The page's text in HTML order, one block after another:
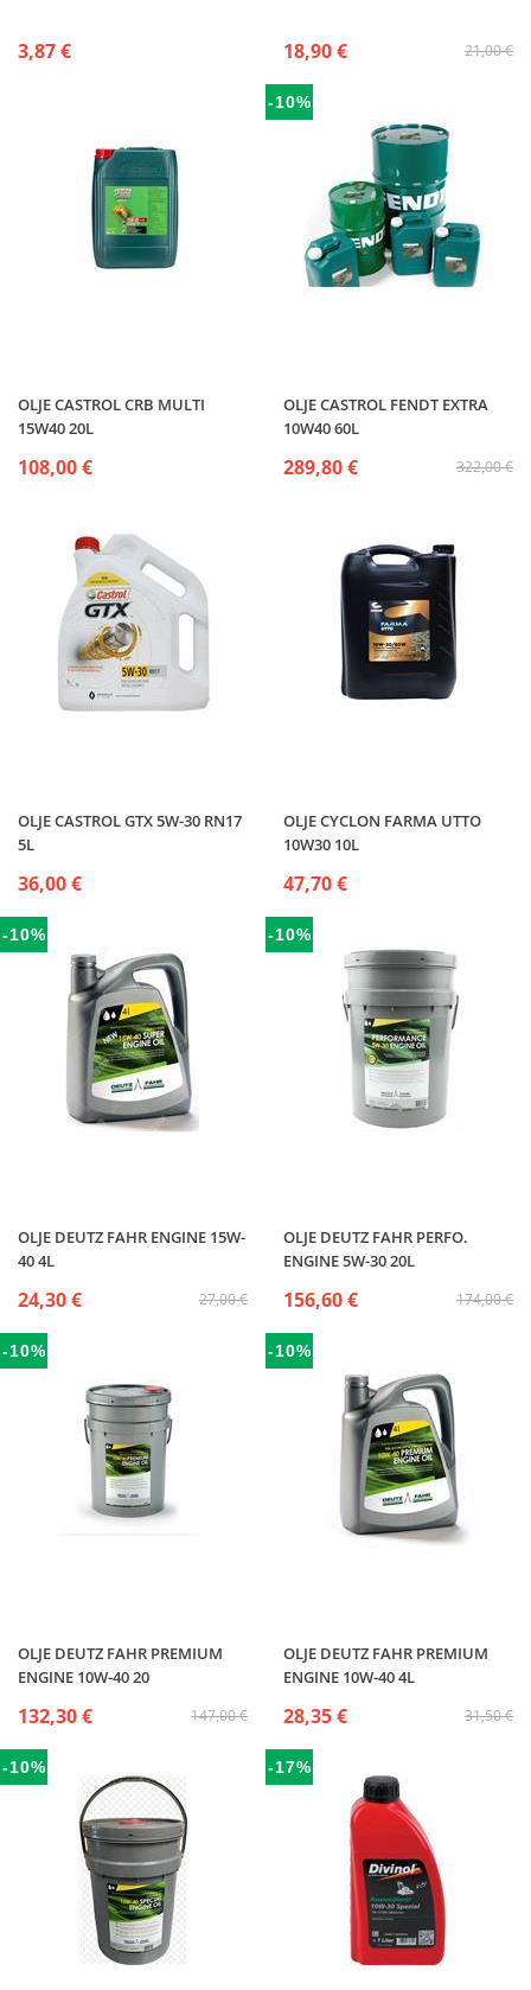
3,87 € 21,00 €
18,90 €
OLJE CASTROL CRB MULTI
15W40 20L
108,00 €
-10%
OLJE CASTROL FENDT EXTRA
10W40 60L
322,00 €
289,80 €
OLJE CASTROL GTX 5W-30 RN17
5L
36,00 €
OLJE CYCLON FARMA UTTO
10W30 10L
47,70 €
-10%
OLJE DEUTZ FAHR ENGINE 15W-
40 4L
27,00 €
24,30 €
-10%
OLJE DEUTZ FAHR PERFO.
ENGINE 5W-30 20L
174,00 €
156,60 €
-10%
OLJE DEUTZ FAHR PREMIUM
ENGINE 10W-40 20
147,00 €
132,30 €
-10%
OLJE DEUTZ FAHR PREMIUM
ENGINE 10W-40 4L
31,50 €
28,35 €
-10% -17%